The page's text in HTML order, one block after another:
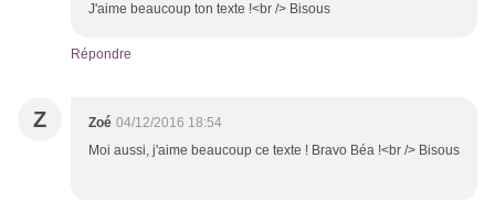
J'aime beaucoup ton texte !<br /> Bisous
Répondre
Z Zoé 04/12/2016 18:54
Moi aussi, j'aime beaucoup ce texte ! Bravo Béa !<br /> Bisous